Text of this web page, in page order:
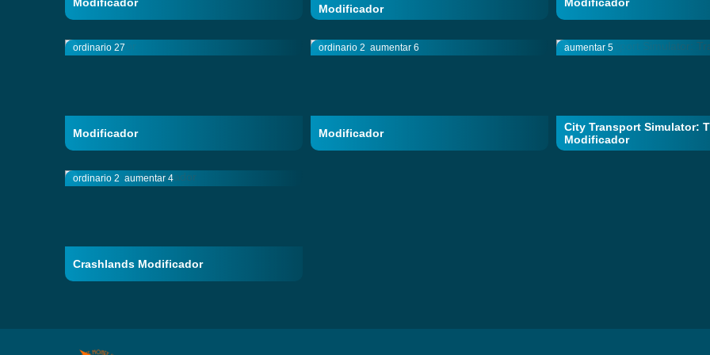
Modificador
ordinario 27
Modificador
ordinario 2 aumentar 6
Modificador
aumentar 5
City Transport Simulator:
Modificador
ordinario 2 aumentar 4
Crashlands Modificador